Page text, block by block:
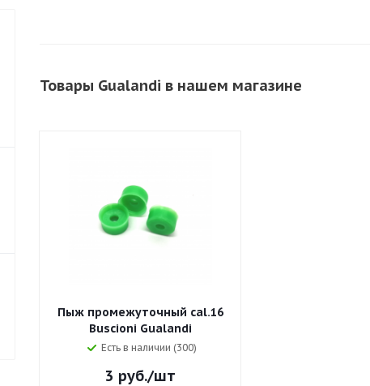
Товары Gualandi в нашем магазине
Пыж промежуточный cal.16
Buscioni Gualandi
Есть в наличии (300)
3 руб./шт